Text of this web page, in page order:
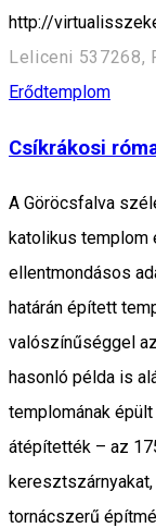
http://
Leliceni 537268,
Erődtemplom
Csíkrákosi
A Göröcsfalva
katolikus templom
ellentmondásos
határán épített
valószínűséggel
hasonló példa is
templomának
átépítették – az
tornácszerű